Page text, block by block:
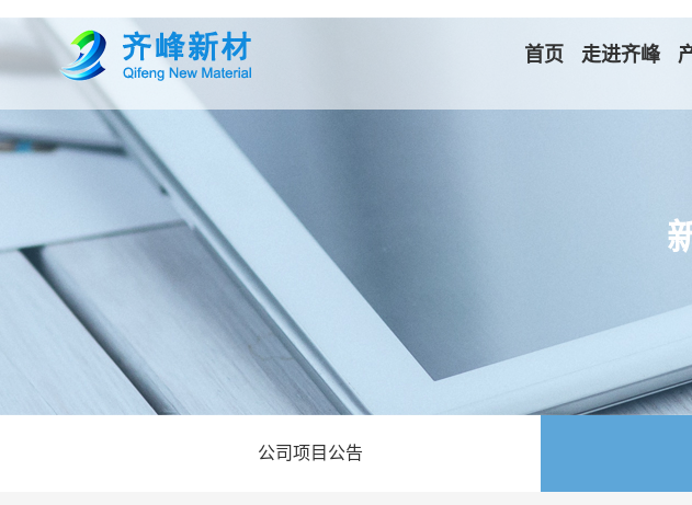
首页 走进齐峰
公司项目公告